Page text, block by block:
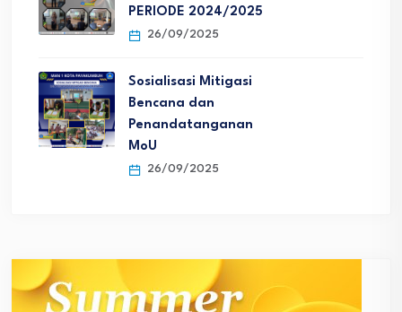
PERIODE 2024/2025
26/09/2025
Sosialisasi Mitigasi
Bencana dan
Penandatanganan
MoU
26/09/2025